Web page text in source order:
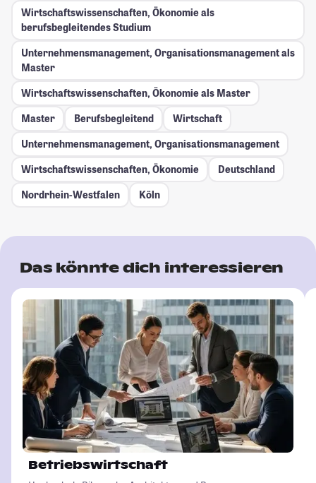
Wirtschaftswissenschaften, Ökonomie als
berufsbegleitendes Studium
Unternehmensmanagement, Organisationsmanagement als
Master
Wirtschaftswissenschaften, Ökonomie als Master
Master
Berufsbegleitend
Wirtschaft
Unternehmensmanagement, Organisationsmanagement
Wirtschaftswissenschaften, Ökonomie
Deutschland
Nordrhein-Westfalen
Köln
Das könnte dich interessieren
Betriebswirtschaft